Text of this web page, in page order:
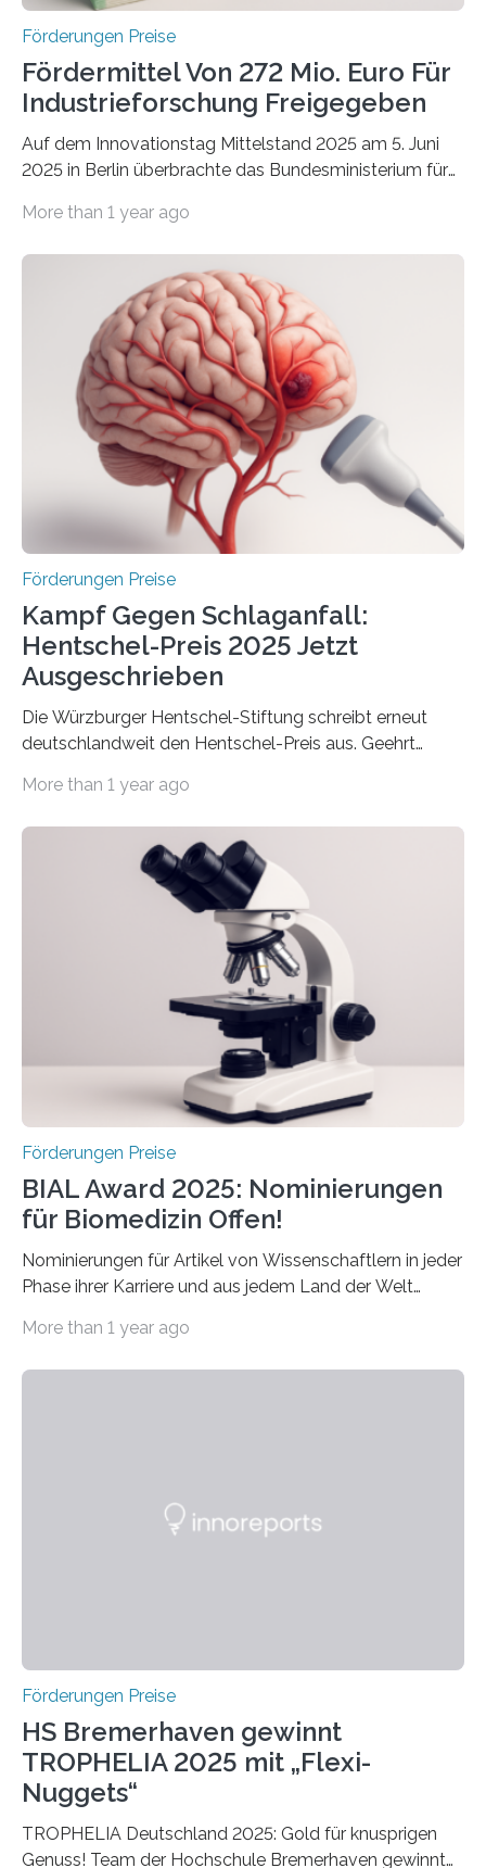
Förderungen Preise
Fördermittel Von 272 Mio. Euro Für
Industrieforschung Freigegeben
Auf dem Innovationstag Mittelstand 2025 am 5. Juni
2025 in Berlin überbrachte das Bundesministerium für
Überplanmäßige Verpflichtungsermächtigungen in
Woche vom Haushaltsausschuss freigegeben – unter
anderem zur Unterstützung der
Industrieforschungsprogramme Industrielle
Gemeinschaftsforschung (IGF), Zentrales
Innovationsprogramm Mittelstand (ZIM) und
Innovationskompetenz INNO-KOM. Auf dem
Innovationstag Mittelstand 2025 am 5. Juni 2025 in
Berlin überbrachte das Bundesministerium für
Wirtschaft und Energie eine gute Nachricht:
Überplanmäßige Verpflichtungsermächtigungen in
More than 1 year ago
Förderungen Preise
Kampf Gegen Schlaganfall:
Hentschel-Preis 2025 Jetzt
Ausgeschrieben
Die Würzburger Hentschel-Stiftung schreibt erneut
deutschlandweit den Hentschel-Preis aus. Geehrt
hochrangige wissenschaftliche Publikation zum Thema
Schlaganfall“ mit Sitz in Würzburg fördert die
Schlaganfallforschung, um die Behandlung der
Betroffenen zu verbessern. Dazu schreibt sie auch in
diesem Jahr wieder deutschlandweit den Hentschel-
Preis aus. Er richtet sich gezielt an jüngere
Forscherinnen und Forscher unter 40 Jahren. Geehrt
werden soll eine herausragende Doktorarbeit oder eine
hochrangige wissenschaftliche Publikation zum Thema
More than 1 year ago
Förderungen Preise
BIAL Award 2025: Nominierungen
für Biomedizin Offen!
Nominierungen für Artikel von Wissenschaftlern in jeder
Phase ihrer Karriere und aus jedem Land der Welt
Leben gerufen, um die bemerkenswertesten
Foundation, des BIAL Award in Biomedicine ist in
More than 1 year ago
Förderungen Preise
HS Bremerhaven gewinnt
TROPHELIA 2025 mit „Flexi-
Nuggets“
TROPHELIA Deutschland 2025: Gold für knusprigen
Genuss! Team der Hochschule Bremerhaven gewinnt